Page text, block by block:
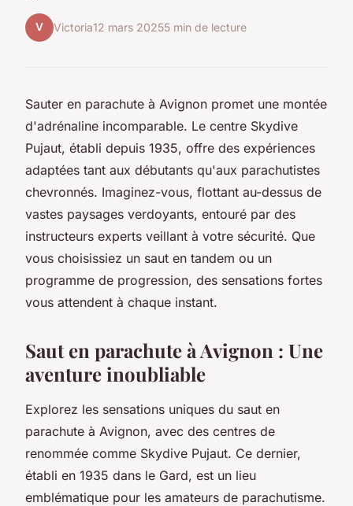
V Victoria12 mars 20255 min de lecture
Sauter en parachute à Avignon promet une montée
d'adrénaline incomparable. Le centre Skydive
Pujaut, établi depuis 1935, offre des expériences
adaptées tant aux débutants qu'aux parachutistes
chevronnés. Imaginez-vous, flottant au-dessus de
vastes paysages verdoyants, entouré par des
instructeurs experts veillant à votre sécurité. Que
vous choisissiez un saut en tandem ou un
programme de progression, des sensations fortes
vous attendent à chaque instant.
Saut en parachute à Avignon : Une
aventure inoubliable
Explorez les sensations uniques du saut en
parachute à Avignon, avec des centres de
renommée comme Skydive Pujaut. Ce dernier,
établi en 1935 dans le Gard, est un lieu
emblématique pour les amateurs de parachutisme.